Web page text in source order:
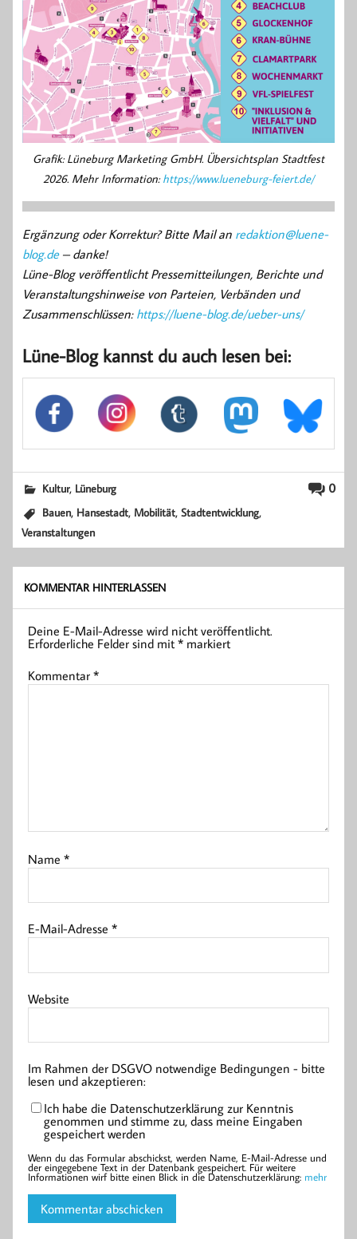
Grafik: Lüneburg Marketing GmbH. Übersichtsplan Stadtfest
2026. Mehr Information:https://www.lueneburg-feiert.de/
Ergänzung oder Korrektur? Bitte Mail an redaktion@luene-
blog.de– danke!
Lüne-Blog veröffentlicht Pressemitteilungen, Berichte und
Veranstaltungshinweise von Parteien, Verbänden und
Zusammenschlüssen: https://luene-blog.de/ueber-uns/
Lüne-Blog kannst du auch lesen bei:
0
Kultur, Lüneburg
Bauen, Hansestadt, Mobilität,Stadtentwicklung,
Veranstaltungen
KOMMENTAR HINTERLASSEN
Deine E-Mail-Adresse wird nicht veröffentlicht.
Erforderliche Felder sind mit* markiert
Kommentar*
Name*
E-Mail-Adresse*
Website
Im Rahmen der DSGVO notwendige Bedingungen - bitte
lesen und akzeptieren:
Ich habe die Datenschutzerklärung zur Kenntnis
genommen und stimme zu, dass meine Eingaben
gespeichert werden
Wenn du das Formular abschickst, werden Name, E-Mail-Adresse und
der eingegebene Text in der Datenbank gespeichert. Für weitere
Informationen wirf bitte einen Blick in die Datenschutzerklärung: mehr